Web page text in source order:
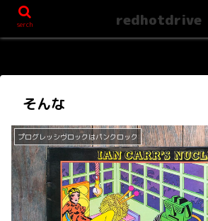
そんな
プログレッシヴロックはパンクロック
serch redhotdrive